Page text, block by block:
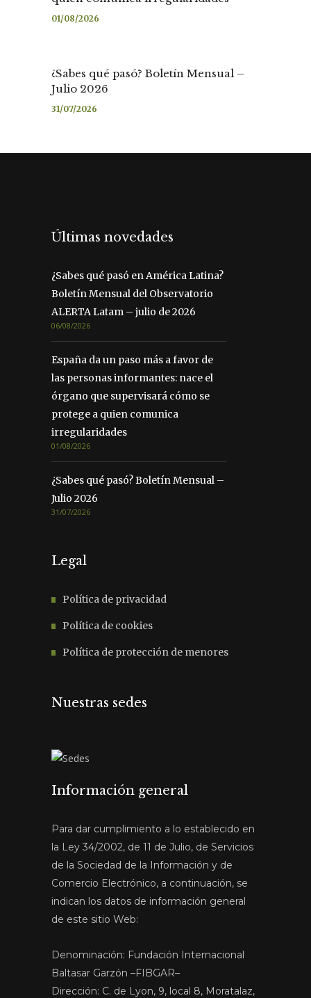
01/08/2026
¿Sabes qué pasó? Boletín Mensual –
Julio 2026
31/07/2026
Últimas novedades
¿Sabes qué pasó en América Latina?
Boletín Mensual del Observatorio
ALERTA Latam – julio de 2026
06/08/2026
España da un paso más a favor de
las personas informantes: nace el
órgano que supervisará cómo se
protege a quien comunica
irregularidades
01/08/2026
¿Sabes qué pasó? Boletín Mensual –
Julio 2026
31/07/2026
Legal
Política de privacidad
Política de cookies
Política de protección de menores
Nuestras sedes
Información general
Para dar cumplimiento a lo establecido en
la Ley 34/2002, de 11 de Julio, de Servicios
de la Sociedad de la Información y de
Comercio Electrónico, a continuación, se
indican los datos de información general
de este sitio Web:
Denominación: Fundación Internacional
Baltasar Garzón –FIBGAR–
Dirección: C. de Lyon, 9, local 8, Moratalaz,